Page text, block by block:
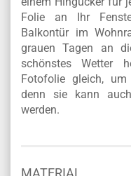
Folie an Ihr
Balkontür im
grauen Tagen an
schönstes Wetter
Fotofolie gleich, um
denn sie kann
werden.
MATERIAL